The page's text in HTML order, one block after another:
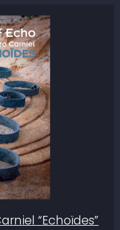
“Echoïdes”